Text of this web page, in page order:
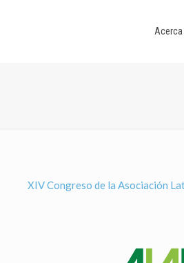
Acerca
XIV Congreso de la Asociación